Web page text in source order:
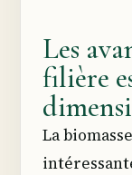
Les
filière
La